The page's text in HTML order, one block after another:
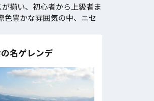
揃い、初心者から上級者ま
豊かな雰囲気の中、ニセ
名ゲレンデ